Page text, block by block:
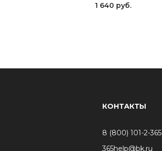
1 640 руб.
КОНТАКТЫ
8 (800) 101-2-365
365help@bk.ru